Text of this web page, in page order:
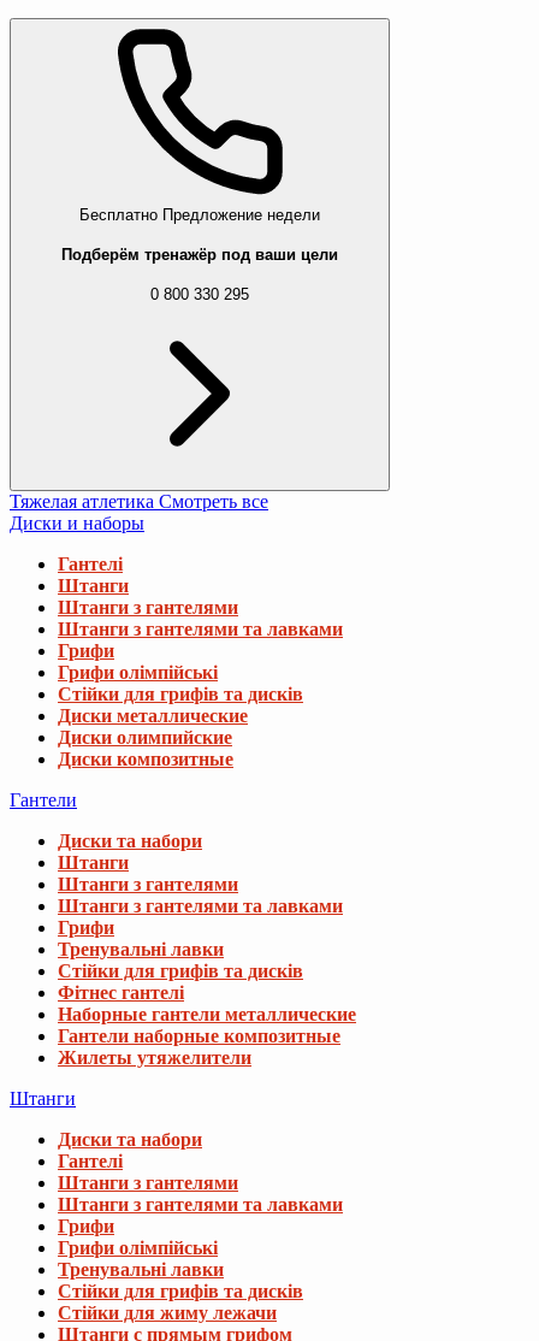
Бесплатно Предложение недели
Подберём тренажёр под ваши цели
0 800 330 295
Тяжелая атлетика Смотреть все
Диски и наборы
Гантелі
Штанги
Штанги з гантелями
Штанги з гантелями та лавками
Грифи
Грифи олімпійські
Стійки для грифів та дисків
Диски металлические
Диски олимпийские
Диски композитные
Гантели
Диски та набори
Штанги
Штанги з гантелями
Штанги з гантелями та лавками
Грифи
Тренувальні лавки
Стійки для грифів та дисків
Фітнес гантелі
Наборные гантели металлические
Гантели наборные композитные
Жилеты утяжелители
Штанги
Диски та набори
Гантелі
Штанги з гантелями
Штанги з гантелями та лавками
Грифи
Грифи олімпійські
Тренувальні лавки
Стійки для грифів та дисків
Стійки для жиму лежачи
Штанги с прямым грифом